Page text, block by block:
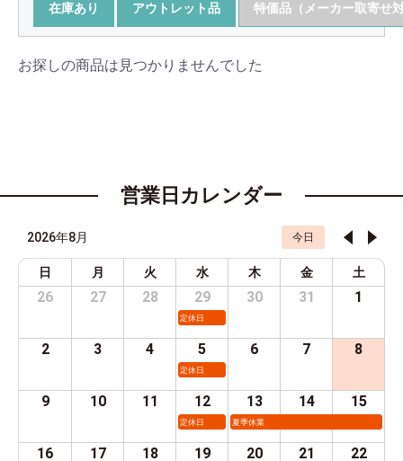
在庫あり アウトレット品 特価品（メーカー取寄せ
お探しの商品は見つかりませんでした
営業日カレンダー
2026年8月 今日
日 月 火 水 木 金 土
26 27 28 29
定休日
30 31 1
2 3 4 5
定休日
6 7 8
9 10 11 12
定休日
13
夏季休業
14 15
16 17 18 19 20 21 22